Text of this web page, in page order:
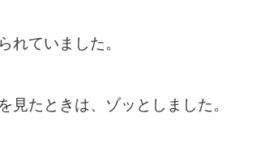
れていました。
見たときは、ゾッとしました。